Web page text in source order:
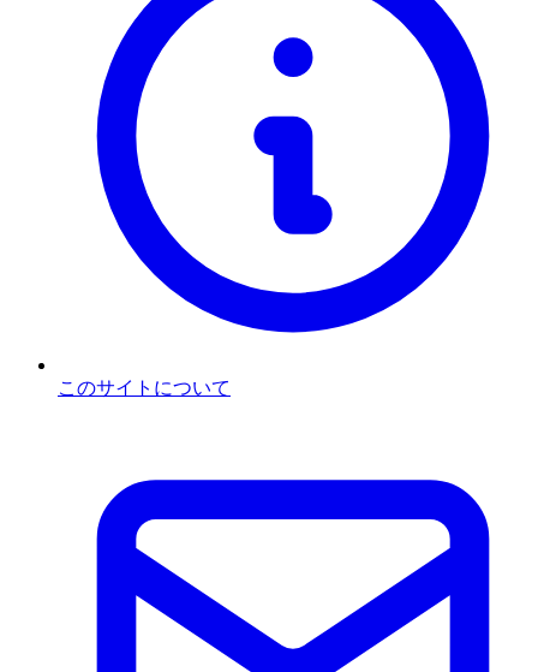
このサイトについて